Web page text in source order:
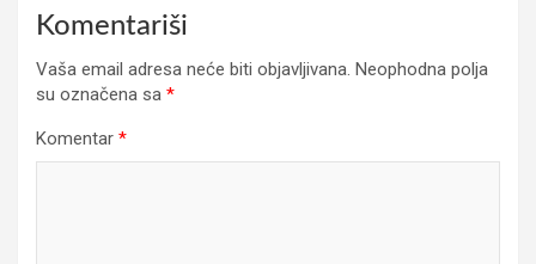
Komentariši
Vaša email adresa neće biti objavljivana. Neophodna polja
su označena sa *
Komentar *